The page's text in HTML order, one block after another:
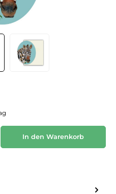
ein oder benutze die Schaltflächen um
In den Warenkorb